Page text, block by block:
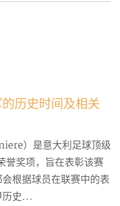
历史时间及相关
）是意大利足球顶级
奖项，旨在表彰该赛
根据球员在联赛中的表
历史...